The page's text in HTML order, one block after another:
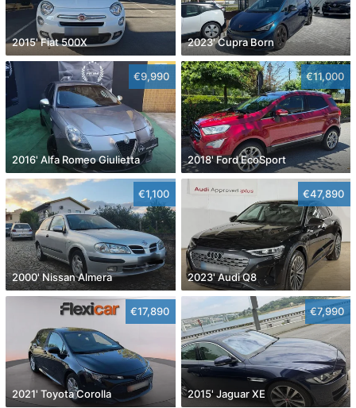
2015' Fiat 500X 2023' Cupra Born
€9,990
2016' Alfa Romeo Giulietta
€11,000
2018' Ford EcoSport
€1,100
2000' Nissan Almera
€47,890
2023' Audi Q8
€17,890
2021' Toyota Corolla
€7,990
2015' Jaguar XE